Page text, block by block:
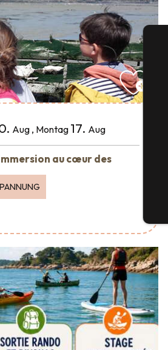
Aug , Montag 17. Aug
au cœur des